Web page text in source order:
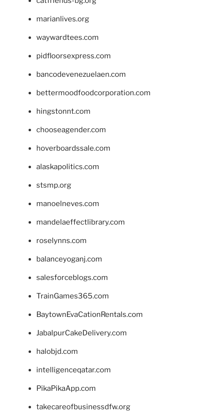
marianlives.org
waywardtees.com
pidfloorsexpress.com
bancodevenezuelaen.com
bettermoodfoodcorporation.com
hingstonnt.com
chooseagender.com
hoverboardssale.com
alaskapolitics.com
stsmp.org
manoelneves.com
mandelaeffectlibrary.com
roselynns.com
balanceyoganj.com
salesforceblogs.com
TrainGames365.com
BaytownEvaCationRentals.com
JabalpurCakeDelivery.com
halobjd.com
intelligenceqatar.com
PikaPikaApp.com
takecareofbusinessdfw.org